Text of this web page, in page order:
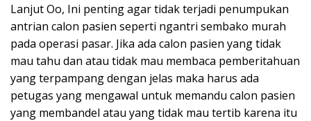
Lanjut Oo, Ini penting agar tidak terjadi penumpukan
antrian calon pasien seperti ngantri sembako murah
pada operasi pasar. Jika ada calon pasien yang tidak
mau tahu dan atau tidak mau membaca pemberitahuan
yang terpampang dengan jelas maka harus ada
petugas yang mengawal untuk memandu calon pasien
yang membandel atau yang tidak mau tertib karena itu